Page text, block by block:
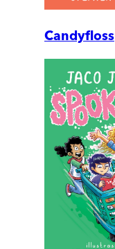
Candyfloss